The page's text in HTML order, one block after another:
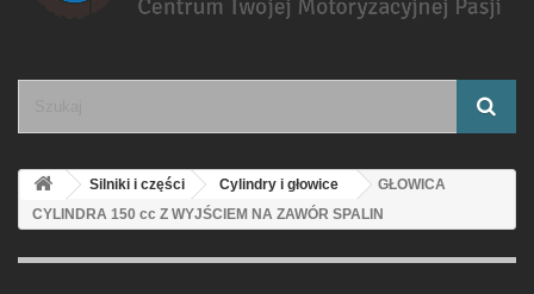
Silniki i części Cylindry i głowice
GŁOWICA
CYLINDRA 150 cc Z WYJŚCIEM NA ZAWÓR SPALIN